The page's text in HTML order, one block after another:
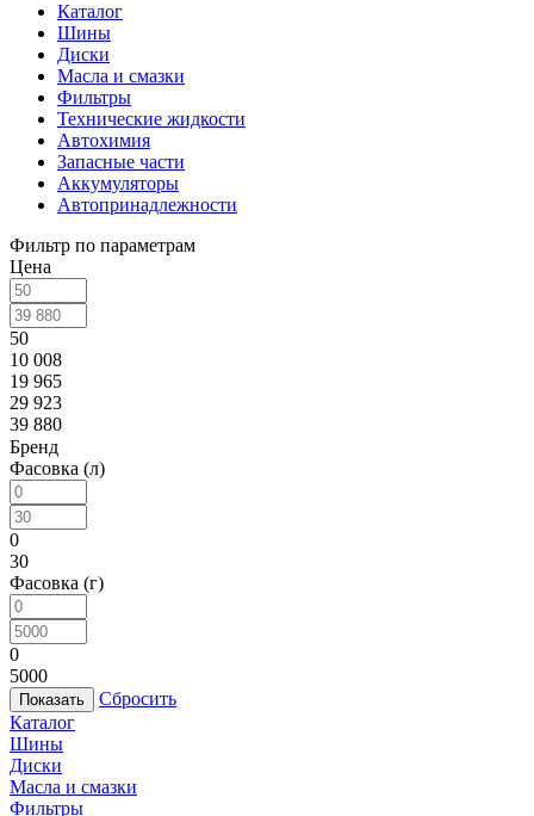
Каталог
Шины
Диски
Масла и смазки
Фильтры
Технические жидкости
Автохимия
Запасные части
Аккумуляторы
Автопринадлежности
Фильтр по параметрам
Цена
50
10 008
19 965
29 923
39 880
Бренд
Фасовка (л)
0
30
Фасовка (г)
0
5000
Сбросить
Каталог
Шины
Диски
Масла и смазки
Фильтры